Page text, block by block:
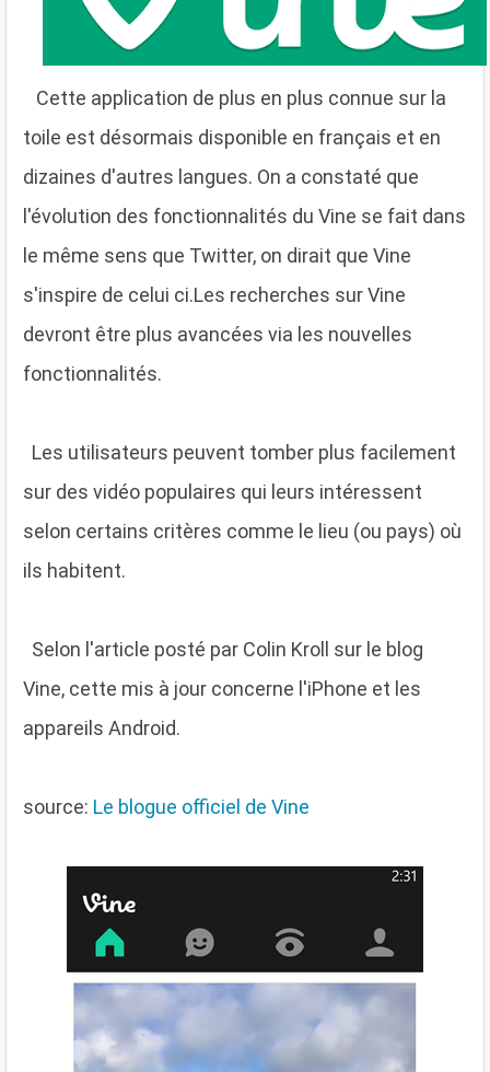
Cette application de plus en plus connue sur la
toile est désormais disponible en français et en
dizaines d'autres langues. On a constaté que
l'évolution des fonctionnalités du Vine se fait dans
le même sens que Twitter, on dirait que Vine
s'inspire de celui ci.Les recherches sur Vine
devront être plus avancées via les nouvelles
fonctionnalités.
Les utilisateurs peuvent tomber plus facilement
sur des vidéo populaires qui leurs intéressent
selon certains critères comme le lieu (ou pays) où
ils habitent.
Selon l'article posté par Colin Kroll sur le blog
Vine, cette mis à jour concerne l'iPhone et les
appareils Android.
source: Le blogue officiel de Vine